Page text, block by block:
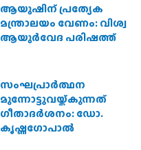
ആയുഷിന് പ്രത്യേക
മന്ത്രാലയം വേണം: വിശ്വ
ആയുര്‍വേദ പരിഷത്ത്
സംഘപ്രാര്‍ത്ഥന
മുന്നോട്ടുവയ്ക്കുന്നത്
ഗീതാദര്‍ശനം: ഡോ.
കൃഷ്ണഗോപാല്‍